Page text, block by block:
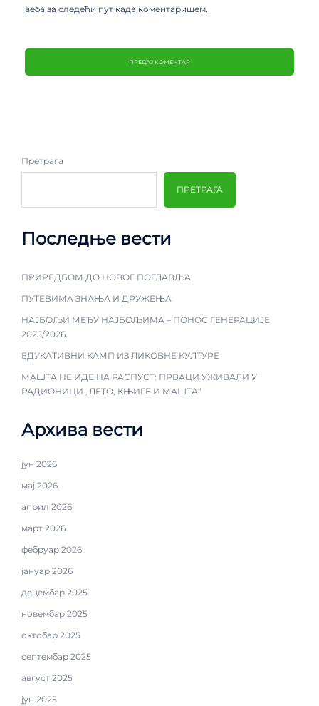
веба за следећи пут када коментаришем.
Претрага
ПРЕТРАГА
Последње вести
ПРИРЕДБОМ ДО НОВОГ ПОГЛАВЉА
ПУТЕВИМА ЗНАЊА И ДРУЖЕЊА
НАЈБОЉИ МЕЂУ НАЈБОЉИМА – ПОНОС ГЕНЕРАЦИЈЕ
2025/2026.
ЕДУКАТИВНИ КАМП ИЗ ЛИКОВНЕ КУЛТУРЕ
МАШТА НЕ ИДЕ НА РАСПУСТ: ПРВАЦИ УЖИВАЛИ У
РАДИОНИЦИ „ЛЕТО, КЊИГЕ И МАШТА“
Архива вести
јун 2026
мај 2026
април 2026
март 2026
фебруар 2026
јануар 2026
децембар 2025
новембар 2025
октобар 2025
септембар 2025
август 2025
јун 2025